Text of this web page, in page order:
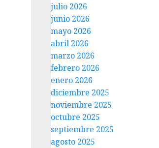
julio 2026
junio 2026
mayo 2026
abril 2026
marzo 2026
febrero 2026
enero 2026
diciembre 2025
noviembre 2025
octubre 2025
septiembre 2025
agosto 2025